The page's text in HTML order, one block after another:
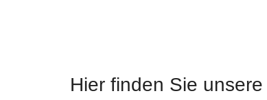
Hier finden Sie